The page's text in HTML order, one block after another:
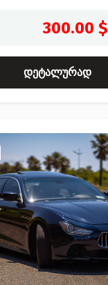
300.00 $
დეტალურად